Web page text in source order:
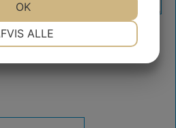
ALLE
OK